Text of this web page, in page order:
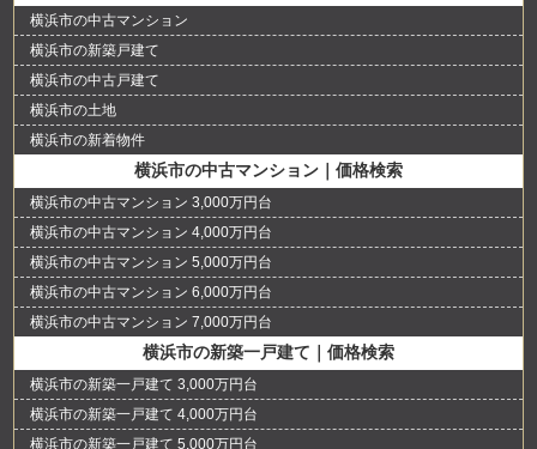
横浜市の中古マンション
横浜市の新築戸建て
横浜市の中古戸建て
横浜市の土地
横浜市の新着物件
横浜市の中古マンション｜価格検索
横浜市の中古マンション 3,000万円台
横浜市の中古マンション 4,000万円台
横浜市の中古マンション 5,000万円台
横浜市の中古マンション 6,000万円台
横浜市の中古マンション 7,000万円台
横浜市の新築一戸建て｜価格検索
横浜市の新築一戸建て 3,000万円台
横浜市の新築一戸建て 4,000万円台
横浜市の新築一戸建て 5,000万円台